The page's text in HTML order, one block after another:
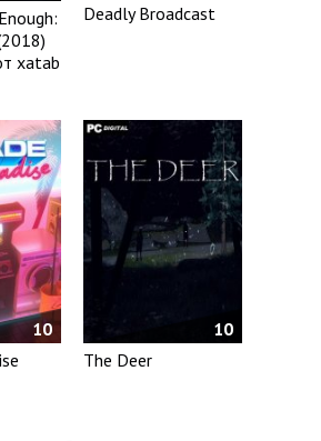
xatab
Deadly Broadcast
10
10
The Deer